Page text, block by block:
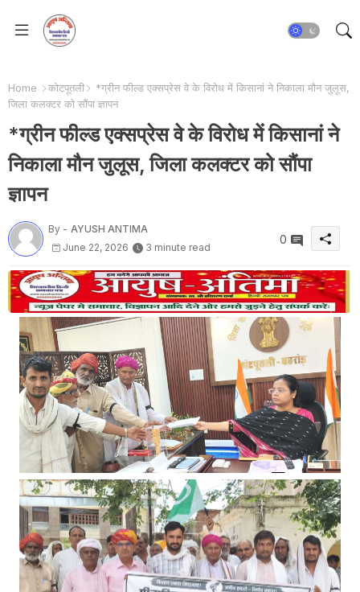
Home कोटपूतली
*ग्रीन फील्ड एक्सप्रेस वे के विरोध में किसानां ने निकाला मौन जुलूस,
जिला कलक्टर को सौंपा ज्ञापन
*ग्रीन फील्ड एक्सप्रेस वे के विरोध में किसानां ने
निकाला मौन जुलूस, जिला कलक्टर को सौंपा
ज्ञापन
By - AYUSH ANTIMA
June 22, 2026
3 minute read
0